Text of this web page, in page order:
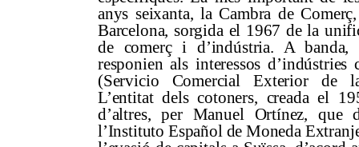
anys seixanta, la Cambra de
Barcelona, sorgida el 1967 de la
de comerç i d’indústria. A banda,
responien als interessos
(Servicio Comercial Exterior de
L’entitat dels cotoners, creada el
d’altres, per Manuel Ortínez, que
l’Instituto Español de Moneda